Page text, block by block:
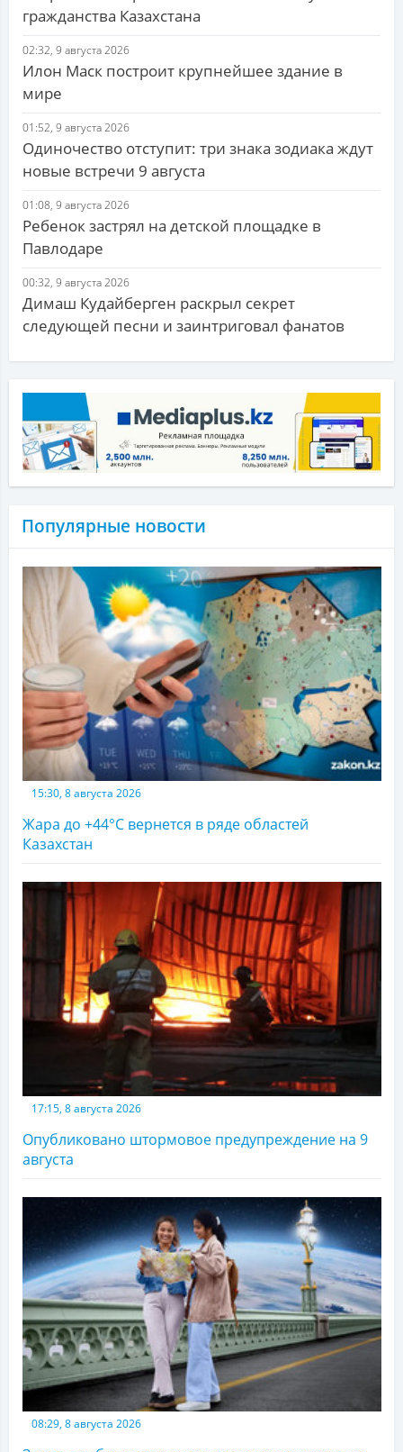
гражданства Казахстана
02:32, 9 августа 2026
Илон Маск построит крупнейшее здание в
мире
01:52, 9 августа 2026
Одиночество отступит: три знака зодиака ждут
новые встречи 9 августа
01:08, 9 августа 2026
Ребенок застрял на детской площадке в
Павлодаре
00:32, 9 августа 2026
Димаш Кудайберген раскрыл секрет
следующей песни и заинтриговал фанатов
Популярные новости
15:30, 8 августа 2026
Жара до +44°С вернется в ряде областей
Казахстан
17:15, 8 августа 2026
Опубликовано штормовое предупреждение на 9
августа
08:29, 8 августа 2026